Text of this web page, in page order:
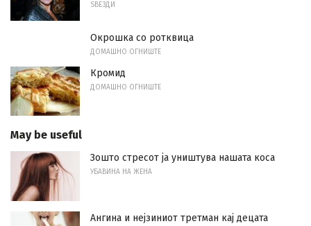
ЅВЕЗДИ
Окрошка со ротквица
ДОМАШНО ОГНИШТЕ
Кромид
ДОМАШНО ОГНИШТЕ
May be useful
Зошто стресот ја уништува нашата коса
УБАВИНА НА ЖЕНА
Ангина и нејзиниот третман кај децата